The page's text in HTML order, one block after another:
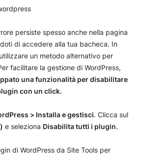
persiste spesso anche nella pagina
di accedere alla tua bacheca. In
un metodo alternativo per
facilitare la gestione di WordPress,
una funzionalità per disabilitare
con un click.
> Installa e gestisci. Clicca sul
e seleziona Disabilita tutti i plugin.